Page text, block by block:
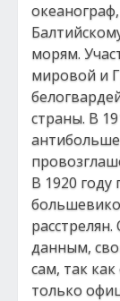
морям.
мировой и
страны. В
В 1920
данным,
сам, так
только